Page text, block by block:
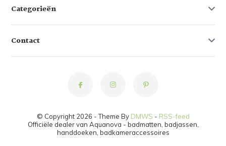
Categorieën
Contact
© Copyright 2026 - Theme By DMWS - RSS-feed
Officiële dealer van Aquanova - badmatten, badjassen,
handdoeken, badkameraccessoires